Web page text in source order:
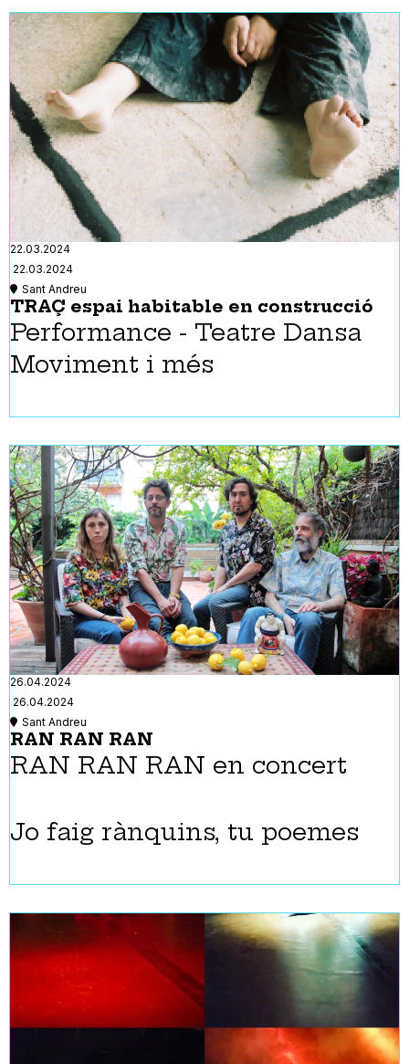
22.03.2024
22.03.2024
Sant Andreu
TRAÇ espai habitable en construcció
Performance - Teatre Dansa
Moviment i més
26.04.2024
26.04.2024
Sant Andreu
RAN RAN RAN
RAN RAN RAN en concert
Jo faig rànquins, tu poemes